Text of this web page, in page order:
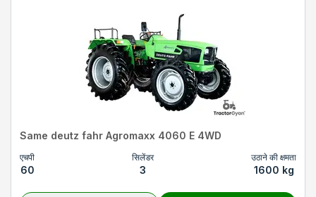
Same deutz fahr Agromaxx 4060 E 4WD
एचपी
60
सिलेंडर
3
उठाने की क्षमता
1600 kg